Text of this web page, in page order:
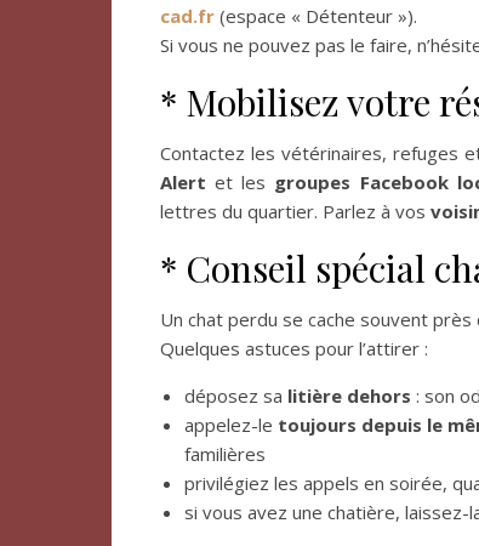
cad.fr (espace « Détenteur »).
Si vous ne pouvez pas le faire,
* Mobilisez votre
Contactez les vétérinaires, refuges
Alert et les groupes Facebook
lettres du quartier. Parlez à vos
* Conseil spécial
Un chat perdu se cache souvent
Quelques astuces pour l’attirer :
déposez sa litière dehors : son
appelez-le toujours depuis le
familières
privilégiez les appels en soirée,
si vous avez une chatière,